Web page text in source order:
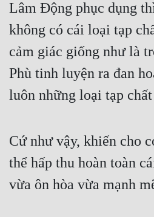
Lâm Động phục dụng
không có cái loại tạp
cảm giác giống như là
Phù tinh luyện ra đan
luôn những loại tạp chất
Cứ như vậy, khiến cho
thể hấp thu hoàn toàn
vừa ôn hòa vừa mạnh